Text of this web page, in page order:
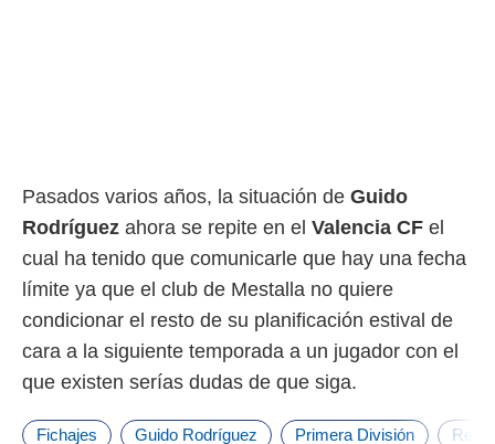
Pasados varios años, la situación de Guido
Rodríguez ahora se repite en el Valencia CF el
cual ha tenido que comunicarle que hay una fecha
límite ya que el club de Mestalla no quiere
condicionar el resto de su planificación estival de
cara a la siguiente temporada a un jugador con el
que existen serías dudas de que siga.
Fichajes Guido Rodríguez Primera División Real